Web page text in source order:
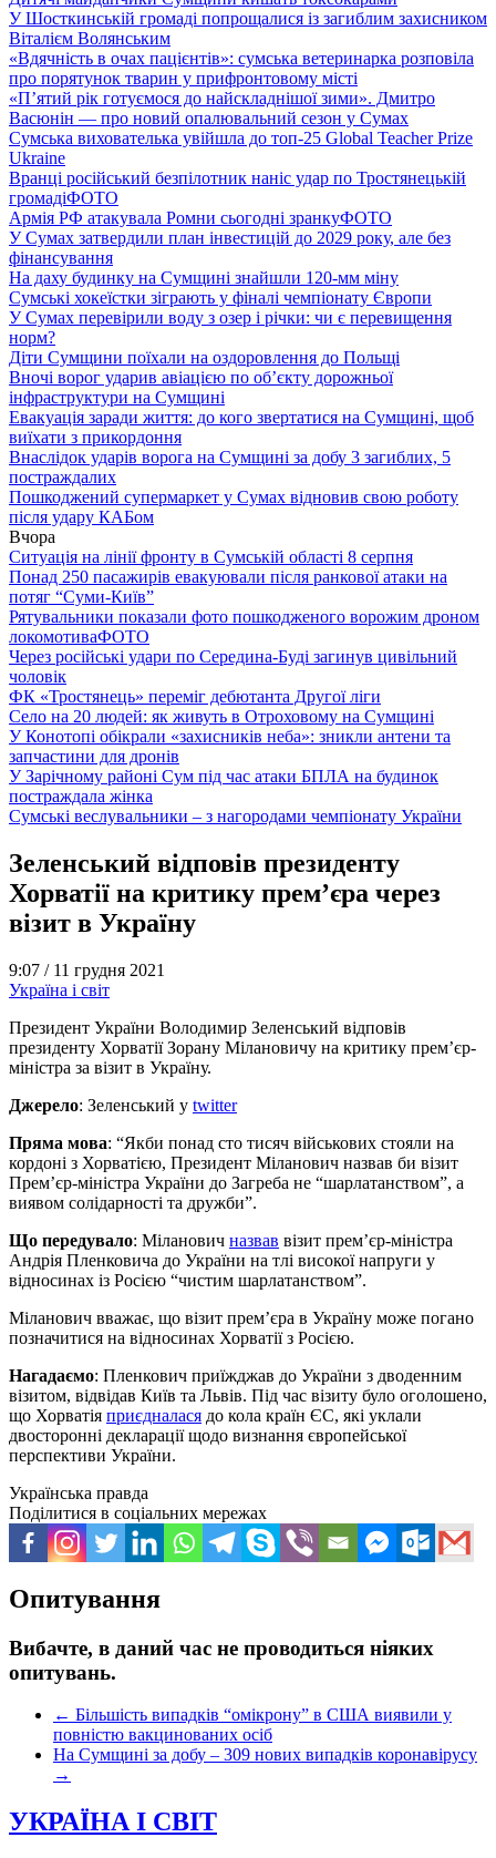
У Шосткинській громаді попрощалися із загиблим захисником
Віталієм Волянським
«Вдячність в очах пацієнтів»: сумська ветеринарка розповіла
про порятунок тварин у прифронтовому місті
«П’ятий рік готуємося до найскладнішої зими». Дмитро
Васюнін — про новий опалювальний сезон у Сумах
Сумська вихователька увійшла до топ-25 Global Teacher Prize
Ukraine
Вранці російський безпілотник наніс удар по Тростянецькій
громадіФОТО
Армія РФ атакувала Ромни сьогодні зранкуФОТО
У Сумах затвердили план інвестицій до 2029 року, але без
фінансування
На даху будинку на Сумщині знайшли 120-мм міну
Сумські хокеїстки зіграють у фіналі чемпіонату Європи
У Сумах перевірили воду з озер і річки: чи є перевищення
норм?
Діти Сумщини поїхали на оздоровлення до Польщі
Вночі ворог ударив авіацією по обʼєкту дорожньої
інфраструктури на Сумщині
Евакуація заради життя: до кого звертатися на Сумщині, щоб
виїхати з прикордоння
Внаслідок ударів ворога на Сумщині за добу 3 загиблих, 5
постраждалих
Пошкоджений супермаркет у Сумах відновив свою роботу
після удару КАБом
Вчора
Ситуація на лінії фронту в Сумській області 8 серпня
Понад 250 пасажирів евакуювали після ранкової атаки на
потяг “Суми-Київ”
Рятувальники показали фото пошкодженого ворожим дроном
локомотиваФОТО
Через російські удари по Середина-Буді загинув цивільний
чоловік
ФК «Тростянець» переміг дебютанта Другої ліги
Село на 20 людей: як живуть в Отроховому на Сумщині
У Конотопі обікрали «захисників неба»: зникли антени та
запчастини для дронів
У Зарічному районі Сум під час атаки БПЛА на будинок
постраждала жінка
Сумські веслувальники – з нагородами чемпіонату України
Зеленський відповів президенту
Хорватії на критику прем’єра через
візит в Україну
9:07 / 11 грудня 2021
Україна і світ
Президент України Володимир Зеленський відповів
президенту Хорватії Зорану Мілановичу на критику прем’єр-
міністра за візит в Україну.
Джерело: Зеленський у twitter
Пряма мова: “Якби понад сто тисяч військових стояли на
кордоні з Хорватією, Президент Міланович назвав би візит
Прем’єр-міністра України до Загреба не “шарлатанством”, а
виявом солідарності та дружби”.
Що передувало: Міланович назвав візит прем’єр-міністра
Андрія Пленковича до України на тлі високої напруги у
відносинах із Росією “чистим шарлатанством”.
Міланович вважає, що візит прем’єра в Україну може погано
позначитися на відносинах Хорватії з Росією.
Нагадаємо: Пленкович приїжджав до України з дводенним
візитом, відвідав Київ та Львів. Під час візиту було оголошено,
що Хорватія приєдналася до кола країн ЄС, які уклали
двосторонні декларації щодо визнання європейської
перспективи України.
Українська правда
Поділитися в соціальних мережах
Опитування
Вибачте, в даний час не проводиться ніяких
опитувань.
← Більшість випадків “омікрону” в США виявили у
повністю вакцинованих осіб
На Сумщині за добу – 309 нових випадків коронавірусу
→
УКРАЇНА І СВІТ